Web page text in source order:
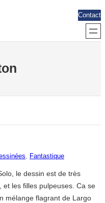
Contact
, Fantastique
le dessin est de très
les filles pulpeuses. Ca se
mélange flagrant de Largo